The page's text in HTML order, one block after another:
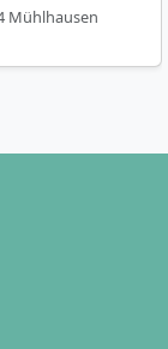
Mühlhausen